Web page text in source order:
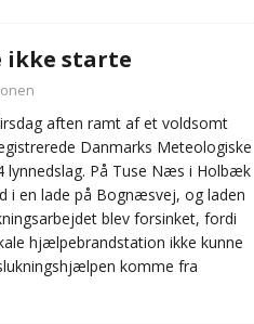
ikke starte
aften ramt af et voldsomt
Danmarks Meteologiske
lynnedslag. På Tuse Næs i Holbæk
i en lade på Bognæsvej, og laden
blev forsinket, fordi
hjælpebrandstation ikke kunne
komme fra